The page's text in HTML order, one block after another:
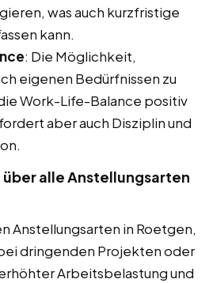
was auch kurzfristige
kann.
: Die Möglichkeit,
eigenen Bedürfnissen zu
Work-Life-Balance positiv
aber auch Disziplin und
alle Anstellungsarten
Anstellungsarten in Roetgen,
dringenden Projekten oder
Arbeitsbelastung und